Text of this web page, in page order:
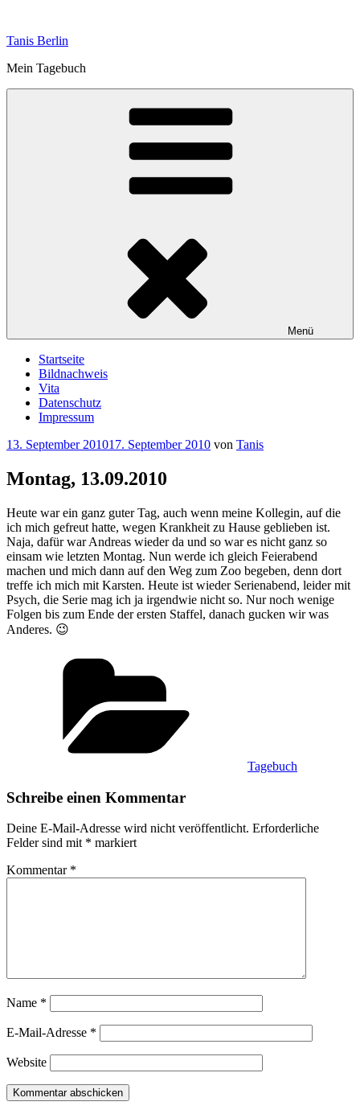
springen
Tanis Berlin
Mein Tagebuch
Menü
Startseite
Bildnachweis
Vita
Datenschutz
Impressum
Veröffentlicht
13. September 201017. September 2010 von Tanis
Montag, 13.09.2010
Heute war ein ganz guter Tag, auch wenn meine Kollegin, auf die
ich mich gefreut hatte, wegen Krankheit zu Hause geblieben ist.
Naja, dafür war Andreas wieder da und so war es nicht ganz so
einsam wie letzten Montag. Nun werde ich gleich Feierabend
machen und mich dann auf den Weg zum Zoo begeben, denn dort
treffe ich mich mit Karsten. Heute ist wieder Serienabend, leider mit
Psych, die Serie mag ich ja irgendwie nicht so. Nur noch wenige
Folgen bis zum Ende der ersten Staffel, danach gucken wir was
Anderes. 😉
Tagebuch
Schreibe einen Kommentar
Deine E-Mail-Adresse wird nicht veröffentlicht. Erforderliche
Felder sind mit * markiert
Kommentar *
Name *
E-Mail-Adresse *
Website